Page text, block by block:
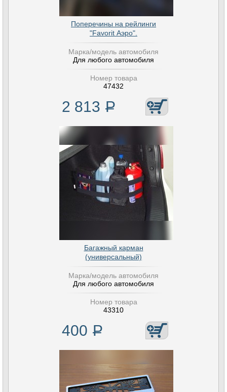
Поперечины на рейлинги
"Favorit Аэро".
Марка/модель автомобиля
Для любого автомобиля
Номер товара
47432
2 813 Р
Багажный карман
(универсальный)
Марка/модель автомобиля
Для любого автомобиля
Номер товара
43310
400 Р